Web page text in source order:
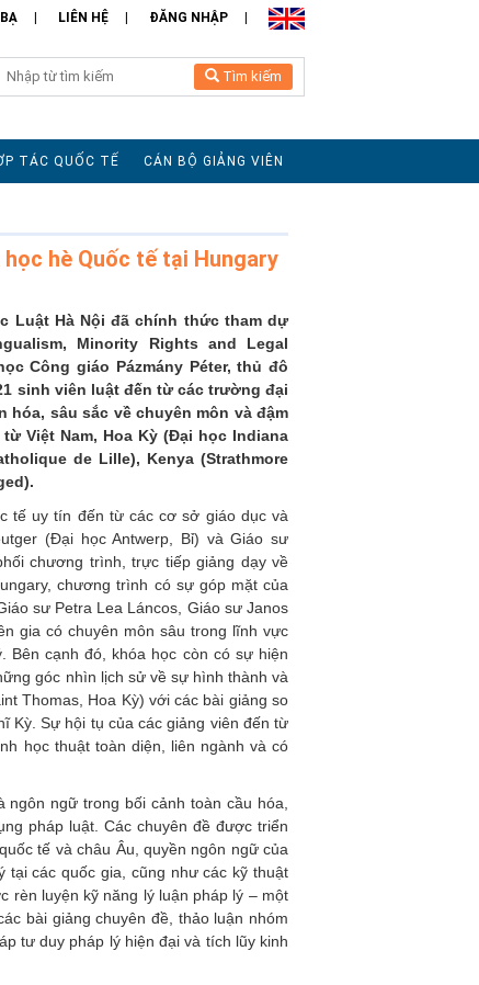
LIÊN HỆ ĐĂNG NHẬP
Tìm kiếm
TÁC QUỐC TẾ CÁN BỘ GIẢNG VIÊN
hè Quốc tế tại Hungary
Luật Hà Nội đã chính thức tham dự
Minority Rights and Legal
Công giáo Pázmány Péter, thủ đô
sinh viên luật đến từ các trường đại
sâu sắc về chuyên môn và đậm
Việt Nam, Hoa Kỳ (Đại học Indiana
de Lille), Kenya (Strathmore
tế uy tín đến từ các cơ sở giáo dục và
(Đại học Antwerp, Bỉ) và Giáo sư
chương trình, trực tiếp giảng dạy về
chương trình có sự góp mặt của
sư Petra Lea Láncos, Giáo sư Janos
gia có chuyên môn sâu trong lĩnh vực
Bên cạnh đó, khóa học còn có sự hiện
góc nhìn lịch sử về sự hình thành và
Thomas, Hoa Kỳ) với các bài giảng so
Kỳ. Sự hội tụ của các giảng viên đến từ
học thuật toàn diện, liên ngành và có
ngữ trong bối cảnh toàn cầu hóa,
pháp luật. Các chuyên đề được triển
tế và châu Âu, quyền ngôn ngữ của
tại các quốc gia, cũng như các kỹ thuật
rèn luyện kỹ năng lý luận pháp lý – một
bài giảng chuyên đề, thảo luận nhóm
tư duy pháp lý hiện đại và tích lũy kinh